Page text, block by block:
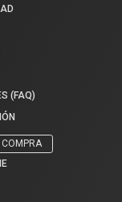
(FAQ)
COMPRA